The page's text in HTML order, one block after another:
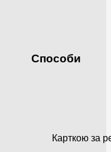
Способи
Карткою за